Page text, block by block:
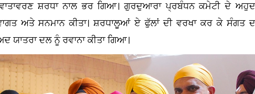
ਸ਼ਰਧਾ ਨਾਲ ਭਰ ਗਿਆ। ਗੁਰਦੁਆਰਾ ਪ੍ਰਬੰਧਨ ਕਮੇਟੀ ਦੇ
ਅਤੇ ਸਨਮਾਨ ਕੀਤਾ। ਸ਼ਰਧਾਲੂਆਂ ਏ ਫੁੱਲਾਂ ਦੀ ਵਰਖਾ ਕਰ ਕੇ ਸੰਗਤ
ਯਾਤਰਾ ਦਲ ਨੂੰ ਰਵਾਨਾ ਕੀਤਾ ਗਿਆ।